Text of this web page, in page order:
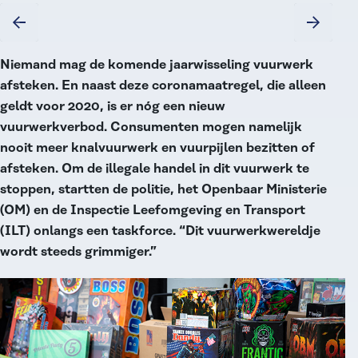
Niemand mag de komende jaarwisseling vuurwerk
afsteken. En naast deze coronamaatregel, die alleen
geldt voor 2020, is er nóg een nieuw
vuurwerkverbod. Consumenten mogen namelijk
nooit meer knalvuurwerk en vuurpijlen bezitten of
afsteken. Om de illegale handel in dit vuurwerk te
stoppen, startten de politie, het Openbaar Ministerie
(OM) en de Inspectie Leefomgeving en Transport
(ILT) onlangs een taskforce. “Dit vuurwerkwereldje
wordt steeds grimmiger.”